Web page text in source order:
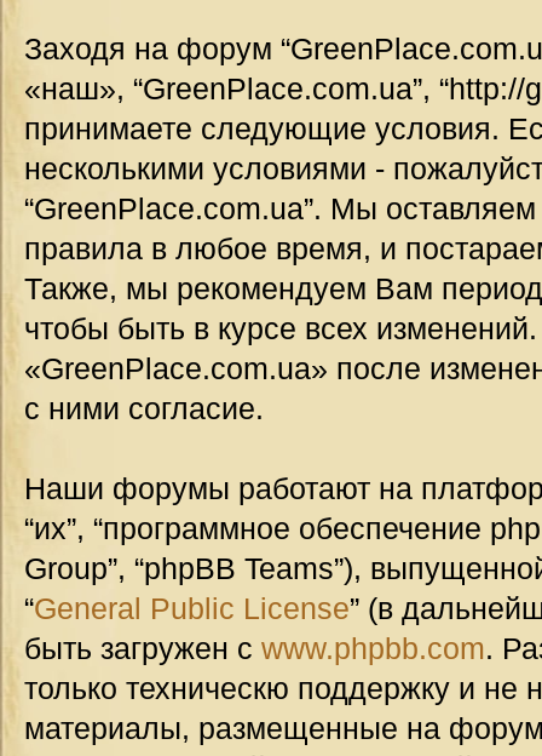
Заходя на форум
«наш», “GreenPlace.com.ua”,
принимаете следующие условия.
несколькими условиями -
“GreenPlace.com.ua”. Мы
правила в любое время, и
Также, мы рекомендуем Вам
чтобы быть в курсе всех
«GreenPlace.com.ua» после
с ними согласие.
Наши форумы работают на
“их”, “программное обеспечение
Group”, “phpBB Teams”),
“General Public License” (в
быть загружен с www.phpbb.com.
только техническю поддержку и не
материалы, размещенные на